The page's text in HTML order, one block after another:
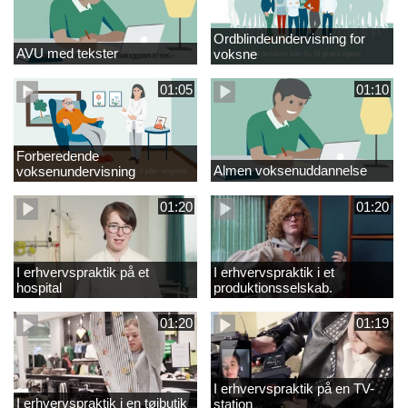
AVU med tekster
Ordblindeundervisning for
voksne
01:05
Forberedende
voksenundervisning
01:10
Almen voksenuddannelse
01:20
I erhvervspraktik på et
hospital
01:20
I erhvervspraktik i et
produktionsselskab.
01:20
I erhvervspraktik i en tøjbutik
01:19
I erhvervspraktik på en TV-
station